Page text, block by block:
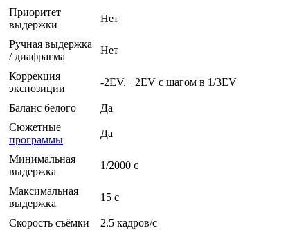
Приоритет
выдержки
Нет
Ручная выдержка
/ диафрагма
Нет
Коррекция
экспозиции
-2EV. +2EV с шагом в 1/3EV
Баланс белого
Да
Сюжетные
программы
Да
Минимальная
выдержка
1/2000 c
Максимальная
выдержка
15 c
Скорость съёмки
2.5 кадров/с